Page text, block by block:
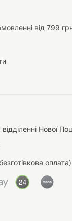
від 799
Нової
оплата)